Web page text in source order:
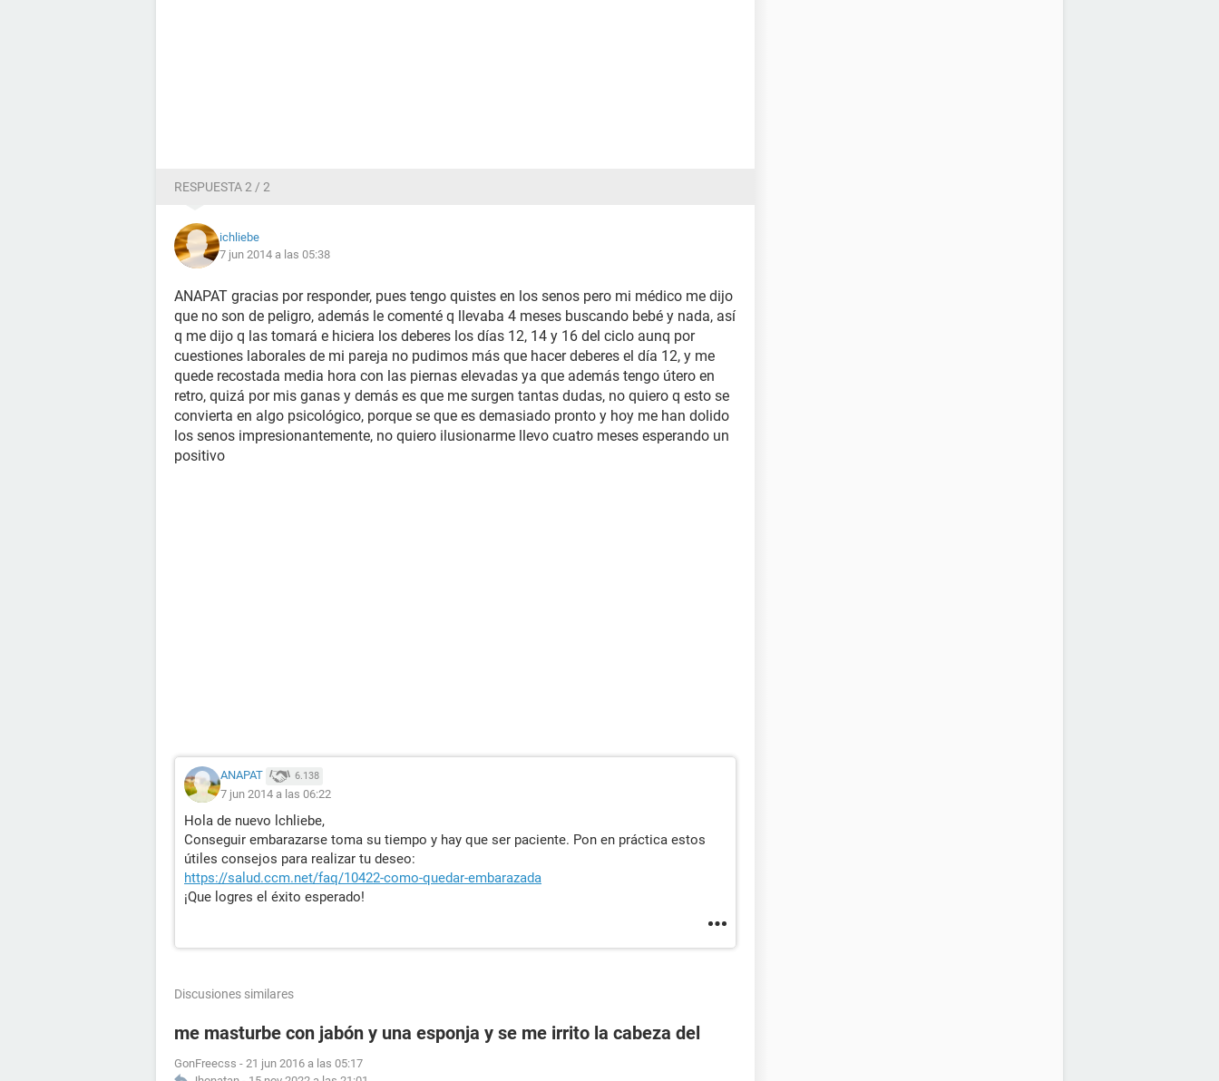
RESPUESTA 2 / 2
ichliebe
7 jun 2014 a las 05:38
ANAPAT gracias por responder, pues tengo quistes en los senos pero mi médico me dijo
que no son de peligro, además le comenté q llevaba 4 meses buscando bebé y nada, así
q me dijo q las tomará e hiciera los deberes los días 12, 14 y 16 del ciclo aunq por
cuestiones laborales de mi pareja no pudimos más que hacer deberes el día 12, y me
quede recostada media hora con las piernas elevadas ya que además tengo útero en
retro, quizá por mis ganas y demás es que me surgen tantas dudas, no quiero q esto se
convierta en algo psicológico, porque se que es demasiado pronto y hoy me han dolido
los senos impresionantemente, no quiero ilusionarme llevo cuatro meses esperando un
positivo
ANAPAT 6.138
7 jun 2014 a las 06:22
Hola de nuevo lchliebe,
Conseguir embarazarse toma su tiempo y hay que ser paciente. Pon en práctica estos
útiles consejos para realizar tu deseo:
https://salud.ccm.net/faq/10422-como-quedar-embarazada
¡Que logres el éxito esperado!
Discusiones similares
me masturbe con jabón y una esponja y se me irrito la cabeza del
GonFreecss - 21 jun 2016 a las 05:17